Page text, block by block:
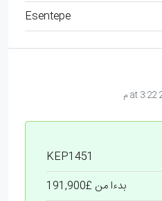
Esentepe
KEP1451
بدءا من £191,900